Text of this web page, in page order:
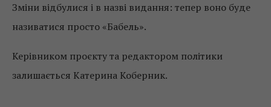
Зміни відбулися і в назві видання: тепер воно буде
називатися просто «Бабель».
Керівником проєкту та редактором політики
залишається Катерина Коберник.